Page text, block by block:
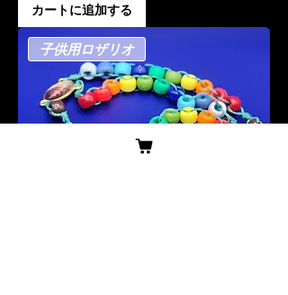
カートに追加する
子供用ロザリオ